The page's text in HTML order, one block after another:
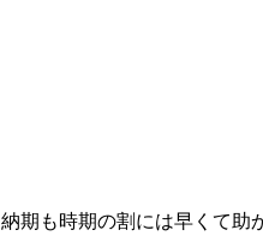
期も時期の割には早くて助